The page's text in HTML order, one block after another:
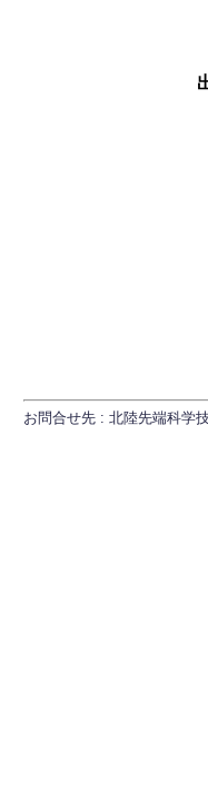
お問合せ先 : 北陸先端科学